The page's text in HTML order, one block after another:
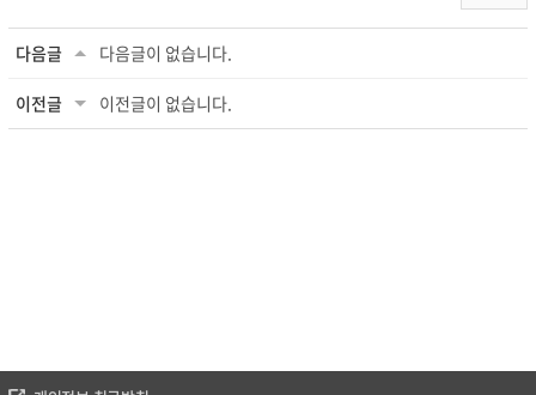
다음글 다음글이 없습니다.
이전글 이전글이 없습니다.